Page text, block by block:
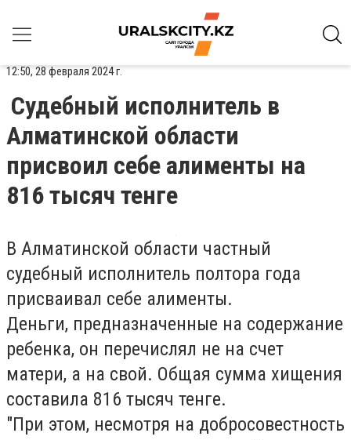
12:50, 28 февраля 2024 г.
Судебный исполнитель в
Алматинской области
присвоил себе алименты на
816 тысяч тенге
В Алматинской области частный
судебный исполнитель полтора года
присваивал себе алименты.
Деньги, предназначенные на содержание
ребенка, он перечислял не на счет
матери, а на свой. Общая сумма хищения
составила 816 тысяч тенге.
"При этом, несмотря на добросовестность